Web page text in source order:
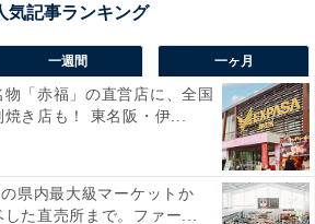
プラモデルがズラリ
いのが境内に並んだプラモデル。実
の製造品出荷額のシェア8割以上
」との呼び名も。有名なTAMIYAも
一週間 一ヶ月
物「赤福」の直営店に、全国
き店も！ 東名阪・伊...
県内最大級マーケットか
た直売所まで。ファー...